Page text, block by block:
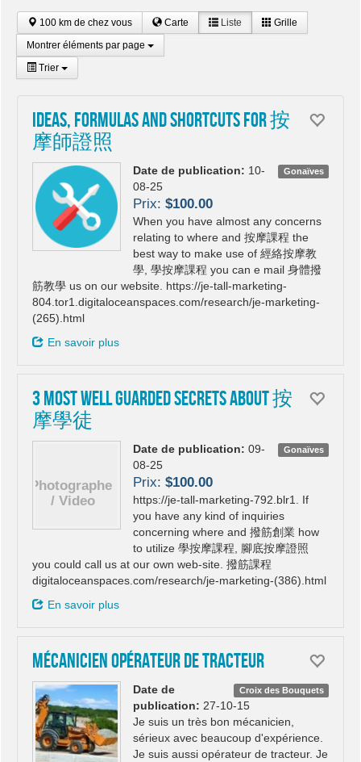
100 km de chez vous Carte Liste
Grille
Montrer éléments par page
Trier
Ideas, Formulas And Shortcuts For 按
摩師證照
Gonaïves
Date de publication: 10-
08-25
Prix: $100.00
When you have almost any concerns
relating to where and 按摩課程 the
best way to make use of 經絡按摩教
學, 學按摩課程 you can e mail 身體撥
筋教學 us on our website. https://je-tall-marketing-
804.tor1.digitaloceanspaces.com/research/je-marketing-
(265).html
En savoir plus
3 Most Well Guarded Secrets About 按
摩學徒
Gonaïves
Date de publication: 09-
08-25
Prix: $100.00
https://je-tall-marketing-792.blr1. If
you have any kind of inquiries
concerning where and 撥筋創業 how
to utilize 學按摩課程, 腳底按摩證照
you could call us at our own web-site. 撥筋課程
digitaloceanspaces.com/research/je-marketing-(386).html
En savoir plus
Mécanicien opérateur de tracteur
Croix des Bouquets
Date de
publication: 27-10-15
Je suis un très bon mécanicien,
sérieux avec beaucoup d'expérience.
Je suis aussi opérateur de tracteur. Je